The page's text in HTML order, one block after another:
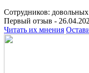
Сотрудников:
Первый отзыв -
Читать их мнения